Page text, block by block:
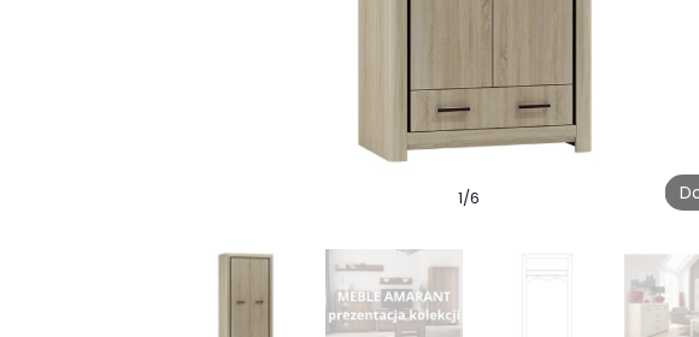
1/6